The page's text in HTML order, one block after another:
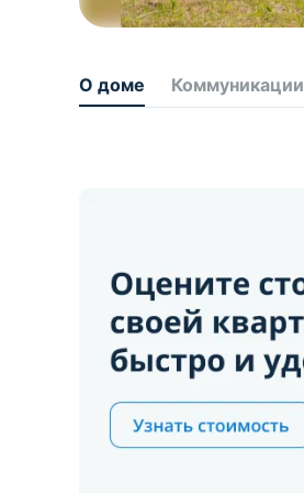
О доме Коммуникации